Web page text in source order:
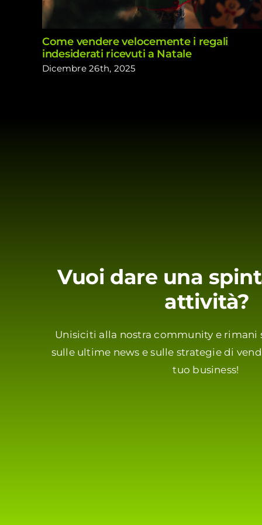
Come vendere velocemente i regali
indesiderati ricevuti a Natale
Dicembre 26th, 2025
Vuoi dare una
attività?
Unisiciti alla nostra community e
sulle ultime news e sulle strategie di
tuo business!